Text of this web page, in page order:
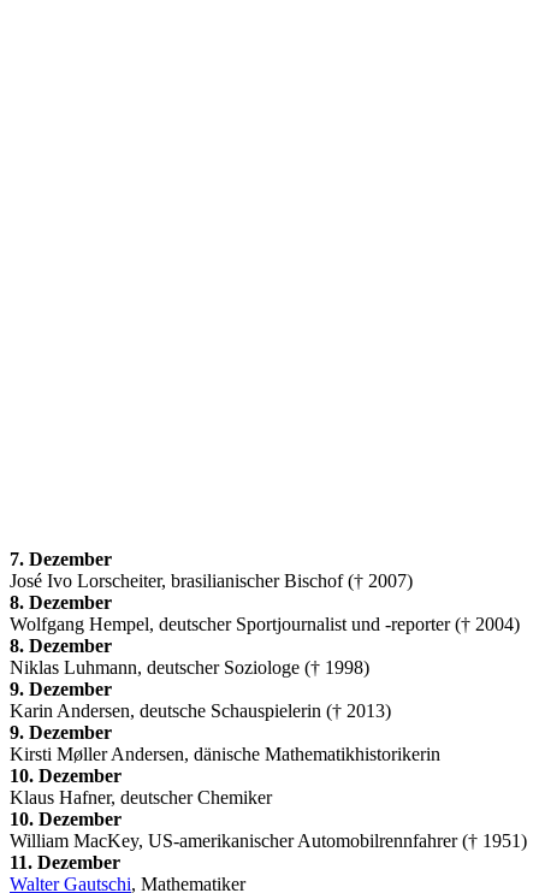
7. Dezember
José Ivo Lorscheiter, brasilianischer Bischof († 2007)
8. Dezember
Wolfgang Hempel, deutscher Sportjournalist und -reporter († 2004)
8. Dezember
Niklas Luhmann, deutscher Soziologe († 1998)
9. Dezember
Karin Andersen, deutsche Schauspielerin († 2013)
9. Dezember
Kirsti Møller Andersen, dänische Mathematikhistorikerin
10. Dezember
Klaus Hafner, deutscher Chemiker
10. Dezember
William MacKey, US-amerikanischer Automobilrennfahrer († 1951)
11. Dezember
Walter Gautschi, Mathematiker